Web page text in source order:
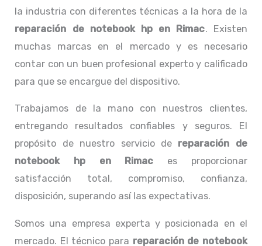
la industria con diferentes técnicas a la hora de la
reparación de notebook hp en Rimac. Existen
muchas marcas en el mercado y es necesario
contar con un buen profesional experto y calificado
para que se encargue del dispositivo.
Trabajamos de la mano con nuestros clientes,
entregando resultados confiables y seguros. El
propósito de nuestro servicio de reparación de
notebook hp
en Rimac es proporcionar
satisfacción total, compromiso, confianza,
disposición, superando así las expectativas.
Somos una empresa experta y posicionada en el
mercado. El técnico para reparación de notebook